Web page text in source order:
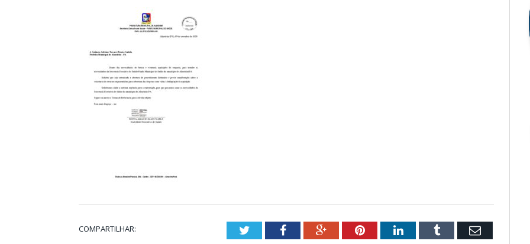
COMPARTILHAR: TwitterFacebookGoogle+PinterestLinkedInTumblr Email